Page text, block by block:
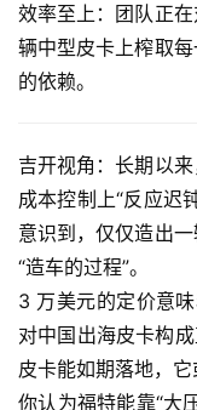
评
旅
行
家
车
登录
效率至上：团队正
辆中型皮卡上榨取
的依赖。
吉开视角：长期以
成本控制上“反应迟
意识到，仅仅造出
“造车的过程”。
3 万美元的定价意
对中国出海皮卡构
皮卡能如期落地，它
你认为福特能靠“大